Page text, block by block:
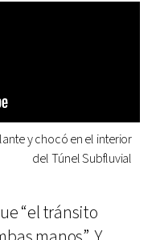
y chocó en el interior
del Túnel Subfluvial
“el tránsito